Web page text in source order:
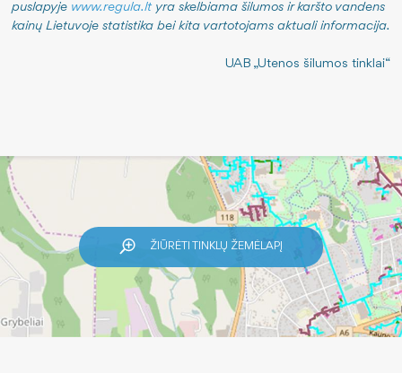
puslapyje www.regula.ltyra skelbiama šilumos ir karšto vandens
kainų Lietuvoje statistika bei kita vartotojams aktuali informacija.
UAB „Utenos šilumos tinklai“
ŽIŪRĖTI TINKLŲ ŽEMĖLAPĮ